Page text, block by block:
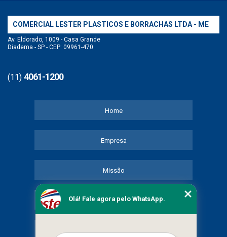
COMERCIAL LESTER PLASTICOS E BORRACHAS LTDA - ME
Av. Eldorado, 1009 - Casa Grande
Diadema - SP - CEP: 09961-470
(11) 4061-1200
Home
Empresa
Missão
Serviços
Olá! Fale agora pelo WhatsApp.